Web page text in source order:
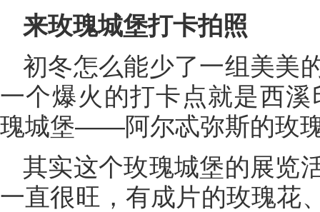
来玫瑰城堡打卡拍照
初冬怎么能少了一组美美
一个爆火的打卡点就是西
瑰城堡——阿尔忒弥斯的玫
其实这个玫瑰城堡的展览
一直很旺，有成片的玫瑰花